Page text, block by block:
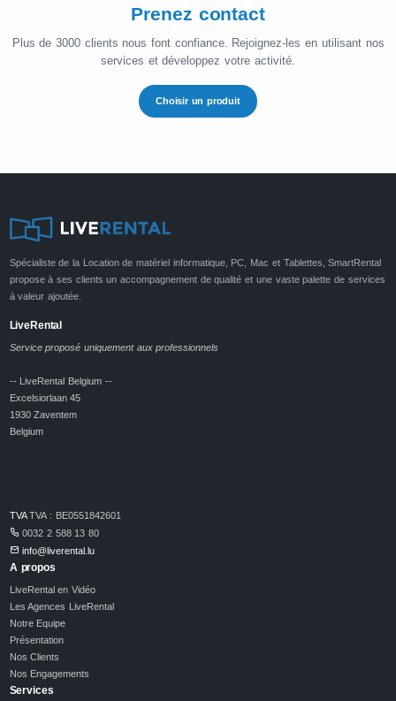
Prenez contact
Plus de 3000 clients nous font confiance. Rejoignez-les en utilisant nos
services et développez votre activité.
Choisir un produit
Spécialiste de la Location de matériel informatique, PC, Mac et Tablettes, SmartRental
propose à ses clients un accompagnement de qualité et une vaste palette de services
à valeur ajoutée.
LiveRental
Service proposé uniquement aux professionnels
-- LiveRental Belgium --
Excelsiorlaan 45
1930 Zaventem
Belgium
TVATVA : BE0551842601
0032 2 588 13 80
info@liverental.lu
A propos
LiveRental en Vidéo
Les Agences LiveRental
Notre Equipe
Présentation
Nos Clients
Nos Engagements
Services